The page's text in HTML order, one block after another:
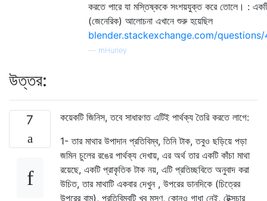
করতে পারে যা মস্তিষ্ককে সংশয়যুক্ত করে তোলে। :
(জেনেরিক) আলোচনা এখানে শুরু হয়েছিল
blender.stackexchange.com/
mHurley
উত্তর:
7
কয়েকটি জিনিস, তবে সাধারণত এটিই পার্থক্য তৈরি করতে লাগে:
1- তার মাথার উপাদান প্রতিবিম্ব, তিনি টাক, তবুও ছড়িয়ে পড়া
জমিন চুলের রঙের পার্থক্য দেখায়, এর অর্থ তার একটি কাঁচা মাথা
রয়েছে, একটি প্রাকৃতিক টাক নয়, এটি প্রতিচ্ছবিতে অনুবাদ করা
উচিত, তার মাথাটি একবার দেখুন , উপরের ডানদিকে (চিত্রের
উপরের বাম), প্রতিবিম্বটি খুব মসৃণ, কোনও গাধা নেই, টেক্সচার